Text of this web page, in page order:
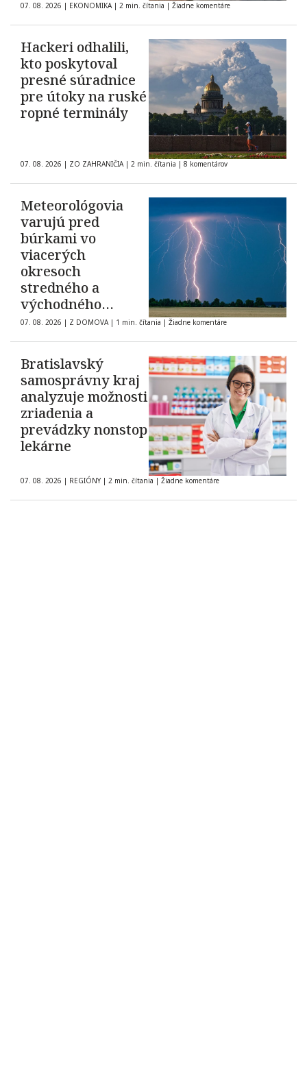
07. 08. 2026 | EKONOMIKA | 2 min. čítania | Žiadne komentáre
Hackeri odhalili,
kto poskytoval
presné súradnice
pre útoky na ruské
ropné terminály
07. 08. 2026 | ZO ZAHRANIČIA | 2 min. čítania | 8 komentárov
Meteorológovia
varujú pred
búrkami vo
viacerých
okresoch
stredného a
východného
Slovenska
07. 08. 2026 | Z DOMOVA | 1 min. čítania | Žiadne komentáre
Bratislavský
samosprávny kraj
analyzuje možnosti
zriadenia a
prevádzky nonstop
lekárne
07. 08. 2026 | REGIÓNY | 2 min. čítania | Žiadne komentáre